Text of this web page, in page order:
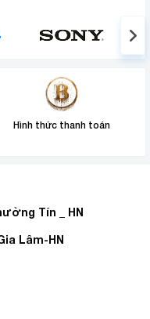
Hình thức thanh toán
Tín _ HN
Lâm-HN